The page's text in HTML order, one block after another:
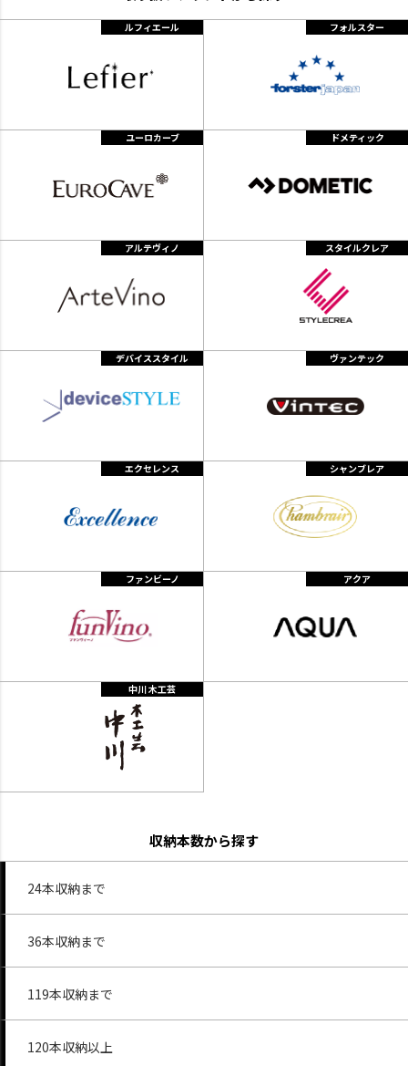
ルフィエール フォルスター
ユーロカーブ ドメティック
アルテヴィノ スタイルクレア
デバイススタイル ヴァンテック
エクセレンス シャンブレア
ファンビーノ アクア
中川 木工芸
収納本数から探す
24本収納まで
36本収納まで
119本収納まで
120本収納以上